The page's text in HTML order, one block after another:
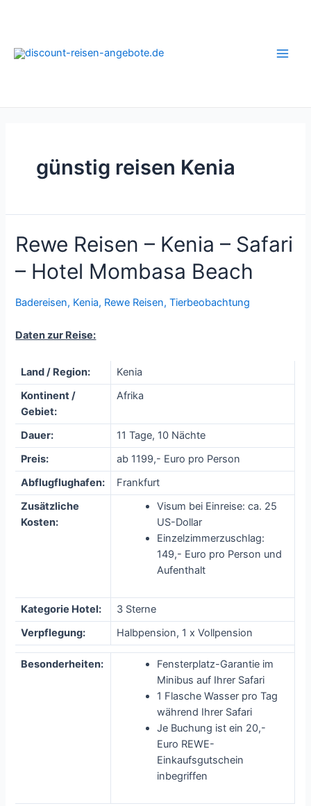
günstig reisen Kenia
Rewe Reisen – Kenia – Safari
– Hotel Mombasa Beach
Badereisen, Kenia, Rewe Reisen,Tierbeobachtung
Daten zur Reise:
Land / Region:
Kenia
Kontinent /
Gebiet:
Afrika
Dauer:
11 Tage, 10 Nächte
Preis:
ab 1199,- Euro pro Person
Abflugflughafen:
Frankfurt
Zusätzliche
Kosten:
Visum bei Einreise: ca. 25
US-Dollar
Einzelzimmerzuschlag:
149,- Euro pro Person und
Aufenthalt
Kategorie Hotel:
3 Sterne
Verpflegung:
Halbpension, 1 x Vollpension
Besonderheiten:
Fensterplatz-Garantie im
Minibus auf Ihrer Safari
1 Flasche Wasser pro Tag
während Ihrer Safari
Je Buchung ist ein 20,-
Euro REWE-
Einkaufsgutschein
inbegriffen